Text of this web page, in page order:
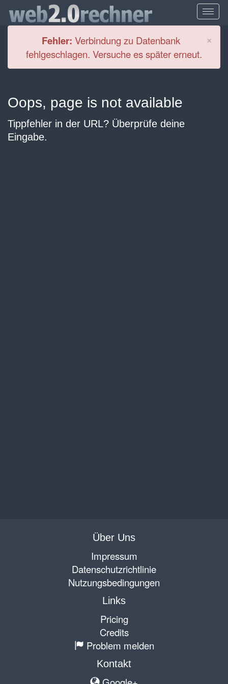
×
Fehler: Verbindung zu Datenbank
fehlgeschlagen. Versuche es später erneut.
Oops, page is not available
Tippfehler in der URL? Überprüfe deine
Eingabe.
Über Uns
Impressum
Datenschutzrichtlinie
Nutzungsbedingungen
Links
Pricing
Credits
Problem melden
Kontakt